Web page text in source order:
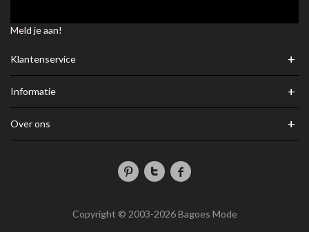
Meld je aan!
Klantenservice +
Informatie +
Over ons +
Copyright © 2003-2026 Bagoes Mode